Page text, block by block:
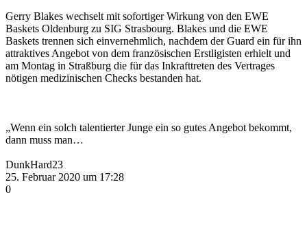
Gerry Blakes wechselt mit sofortiger Wirkung von den EWE
Baskets Oldenburg zu SIG Strasbourg. Blakes und die EWE
Baskets trennen sich einvernehmlich, nachdem der Guard ein für ihn
attraktives Angebot von dem französischen Erstligisten erhielt und
am Montag in Straßburg die für das Inkrafttreten des Vertrages
nötigen medizinischen Checks bestanden hat.
„Wenn ein solch talentierter Junge ein so gutes Angebot bekommt,
dann muss man…
DunkHard23
25. Februar 2020 um 17:28
0